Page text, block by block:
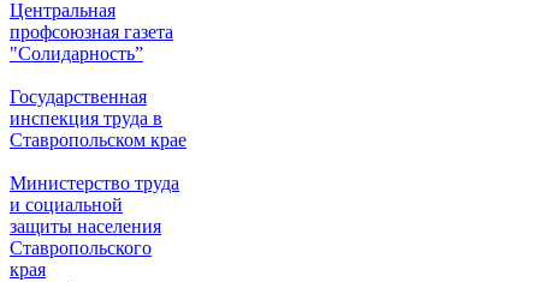
Центральная
профсоюзная газета
"Солидарность”
Государственная
инспекция труда в
Ставропольском крае
Министерство труда
и социальной
защиты населения
Ставропольского
края